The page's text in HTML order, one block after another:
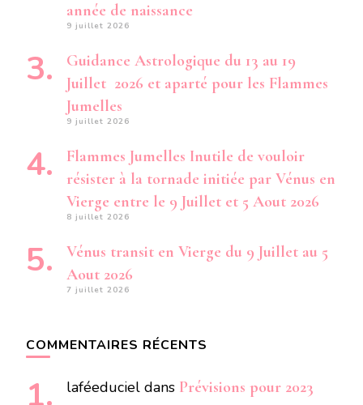
année de naissance
9 juillet 2026
Guidance Astrologique du 13 au 19
Juillet 2026 et aparté pour les Flammes
Jumelles
9 juillet 2026
Flammes Jumelles Inutile de vouloir
résister à la tornade initiée par Vénus en
Vierge entre le 9 Juillet et 5 Aout 2026
8 juillet 2026
Vénus transit en Vierge du 9 Juillet au 5
Aout 2026
7 juillet 2026
COMMENTAIRES RÉCENTS
laféeduciel dans Prévisions pour 2023